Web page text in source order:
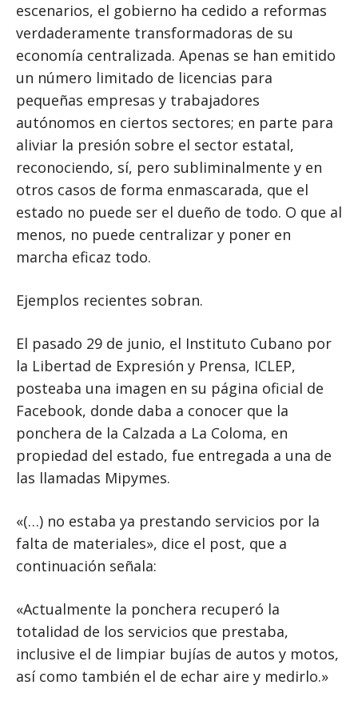
escenarios, el gobierno ha cedido a reformas
verdaderamente transformadoras de su
economía centralizada. Apenas se han emitido
un número limitado de licencias para
pequeñas empresas y trabajadores
autónomos en ciertos sectores; en parte para
aliviar la presión sobre el sector estatal,
reconociendo, sí, pero subliminalmente y en
otros casos de forma enmascarada, que el
estado no puede ser el dueño de todo. O que al
menos, no puede centralizar y poner en
marcha eficaz todo.
Ejemplos recientes sobran.
El pasado 29 de junio, el Instituto Cubano por
la Libertad de Expresión y Prensa, ICLEP,
posteaba una imagen en su página oficial de
Facebook, donde daba a conocer que la
ponchera de la Calzada a La Coloma, en
propiedad del estado, fue entregada a una de
las llamadas Mipymes.
«(…) no estaba ya prestando servicios por la
falta de materiales», dice el post, que a
continuación señala:
«Actualmente la ponchera recuperó la
totalidad de los servicios que prestaba,
inclusive el de limpiar bujías de autos y motos,
así como también el de echar aire y medirlo.»